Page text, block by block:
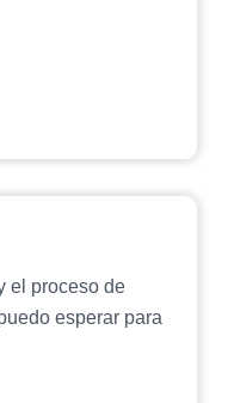
el proceso de
esperar para